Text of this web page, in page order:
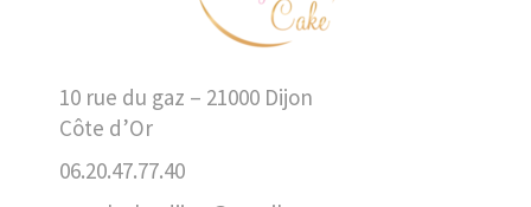
10 rue du gaz – 21000 Dijon
Côte d’Or
06.20.47.77.40